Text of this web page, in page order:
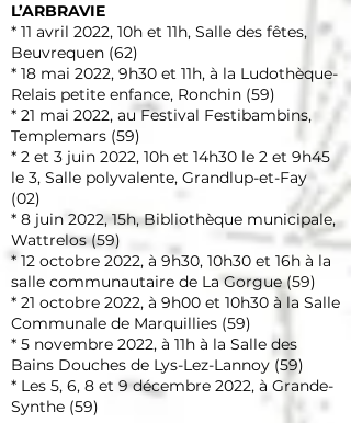
L’ARBRAVIE
* 11 avril 2022, 10h et 11h, Salle des fêtes,
Beuvrequen (62)
* 18 mai 2022, 9h30 et 11h, à la Ludothèque-
Relais petite enfance, Ronchin (59)
* 21 mai 2022, au Festival Festibambins,
Templemars (59)
* 2 et 3 juin 2022, 10h et 14h30 le 2 et 9h45
le 3, Salle polyvalente, Grandlup-et-Fay
(02)
* 8 juin 2022, 15h, Bibliothèque municipale,
Wattrelos (59)
* 12 octobre 2022, à 9h30, 10h30 et 16h à la
salle communautaire de La Gorgue (59)
* 21 octobre 2022, à 9h00 et 10h30 à la Salle
Communale de Marquillies (59)
* 5 novembre 2022, à 11h à la Salle des
Bains Douches de Lys-Lez-Lannoy (59)
* Les 5, 6, 8 et 9 décembre 2022, à Grande-
Synthe (59)